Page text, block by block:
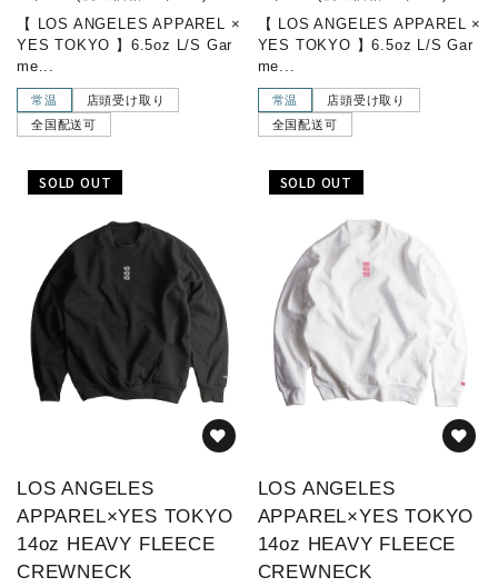
【 LOS ANGELES APPAREL ×
YES TOKYO 】6.5oz L/S Gar
me...
常温
店頭受け取り
全国配送可
【 LOS ANGELES APPAREL ×
YES TOKYO 】6.5oz L/S Gar
me...
常温
店頭受け取り
全国配送可
SOLD OUT
LOS ANGELES
APPAREL×YES TOKYO
14oz HEAVY FLEECE
CREWNECK
SOLD OUT
LOS ANGELES
APPAREL×YES TOKYO
14oz HEAVY FLEECE
CREWNECK